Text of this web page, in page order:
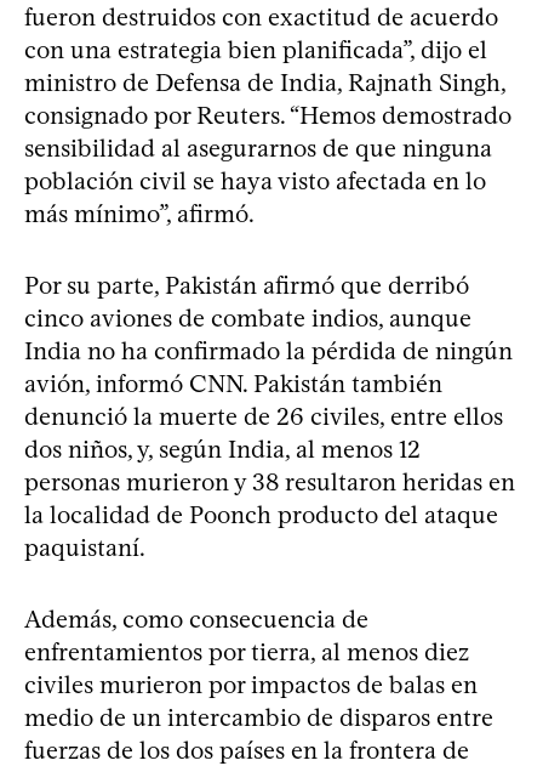
fueron destruidos con exactitud de acuerdo
con una estrategia bien planificada”, dijo el
ministro de Defensa de India, Rajnath Singh,
consignado por Reuters. “Hemos demostrado
sensibilidad al asegurarnos de que ninguna
población civil se haya visto afectada en lo
más mínimo”, afirmó.
Por su parte, Pakistán afirmó que derribó
cinco aviones de combate indios, aunque
India no ha confirmado la pérdida de ningún
avión, informó CNN. Pakistán también
denunció la muerte de 26 civiles, entre ellos
dos niños, y, según India, al menos 12
personas murieron y 38 resultaron heridas en
la localidad de Poonch producto del ataque
paquistaní.
Además, como consecuencia de
enfrentamientos por tierra, al menos diez
civiles murieron por impactos de balas en
medio de un intercambio de disparos entre
fuerzas de los dos países en la frontera de